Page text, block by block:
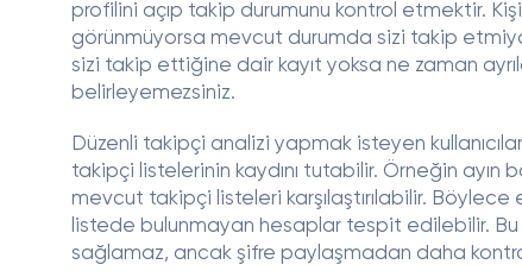
profilini açıp takip durumunu kontrol etmektir.
görünmüyorsa mevcut durumda sizi takip
sizi takip ettiğine dair kayıt yoksa ne zaman
belirleyemezsiniz.
Düzenli takipçi analizi yapmak isteyen
takipçi listelerinin kaydını tutabilir. Örneğin ayın
mevcut takipçi listeleri karşılaştırılabilir.
listede bulunmayan hesaplar tespit edilebilir. Bu
sağlamaz, ancak şifre paylaşmadan daha